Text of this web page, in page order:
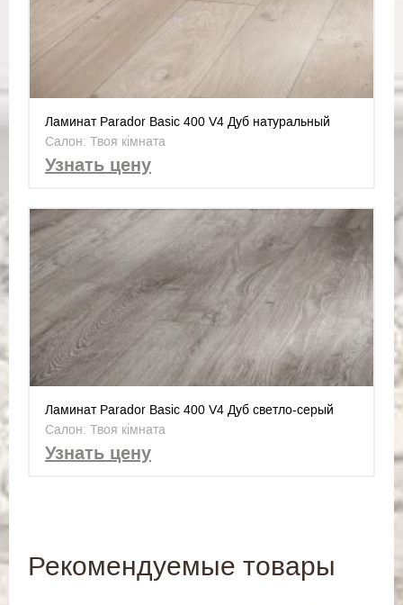
Ламинат Parador Basic 400 V4 Дуб натуральный
серый 1593798
Салон: Твоя кімната
Узнать цену
Ламинат Parador Basic 400 V4 Дуб светло-серый
1426530
Салон: Твоя кімната
Узнать цену
Рекомендуемые товары